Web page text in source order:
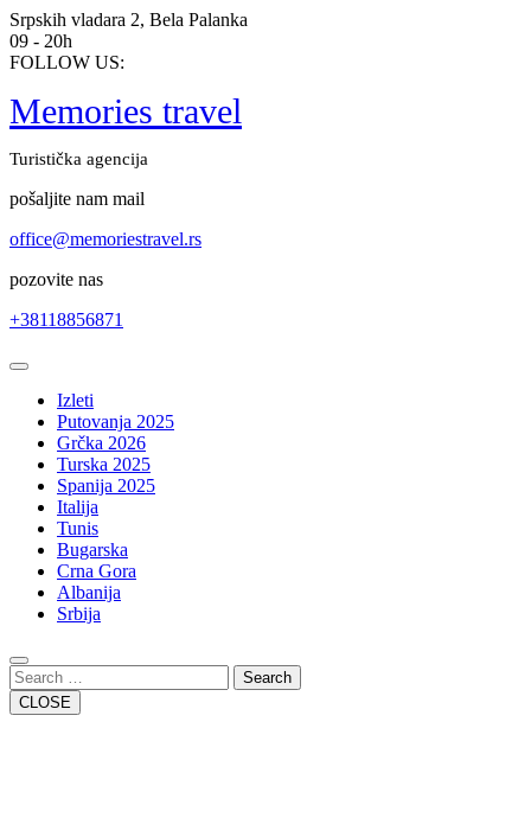
Skip
to
content
Srpskih vladara 2, Bela Palanka
09 - 20h
FOLLOW US:
Memories travel
Turistička agencija
pošaljite nam mail
office@memoriestravel.rs
pozovite nas
+38118856871
Open
ButtonIzleti
Putovanja 2025
Grčka 2026
Turska 2025
Spanija 2025
Italija
Tunis
Bugarska
Crna Gora
Albanija
Srbija
Close
Button
Search
CLOSE